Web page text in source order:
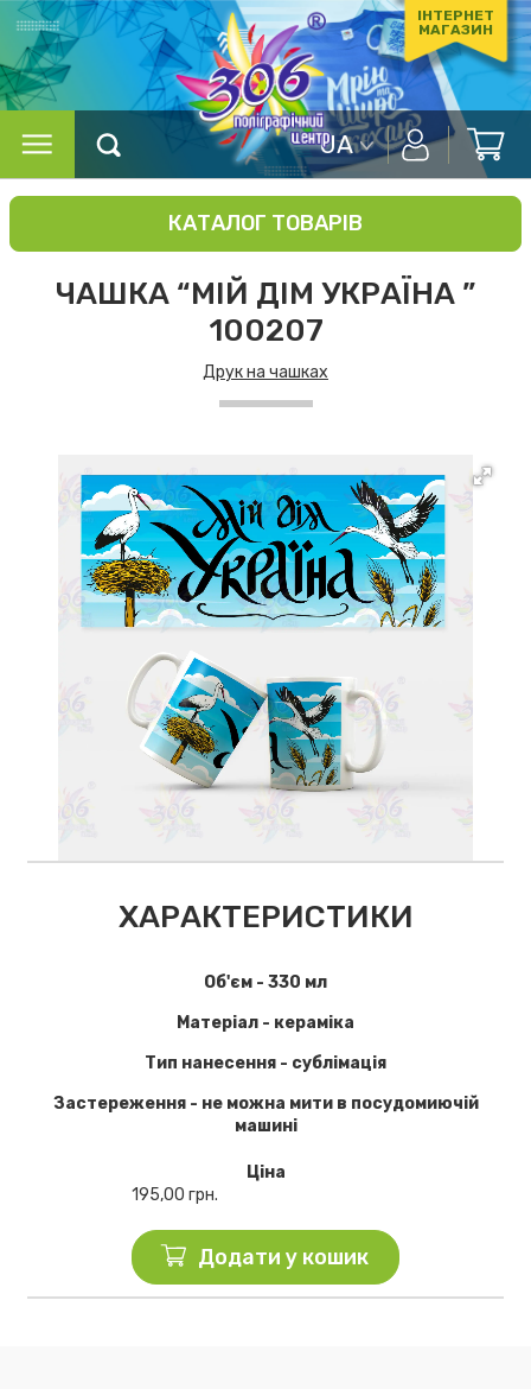
ІНТЕРНЕТ
МАГАЗИН
UA
КАТАЛОГ ТОВАРІВ
ЧАШКА “МІЙ ДІМ УКРАЇНА ”
100207
Друк на чашках
ХАРАКТЕРИСТИКИ
Об'єм - 330 мл
Матеріал - кераміка
Тип нанесення - сублімація
Застереження - не можна мити в посудомиючій
машині
Ціна
195,00 грн.
Додати у кошик